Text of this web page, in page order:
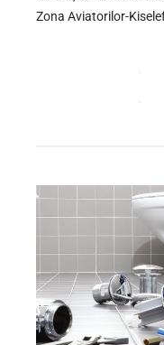
Zona Aviatorilor-